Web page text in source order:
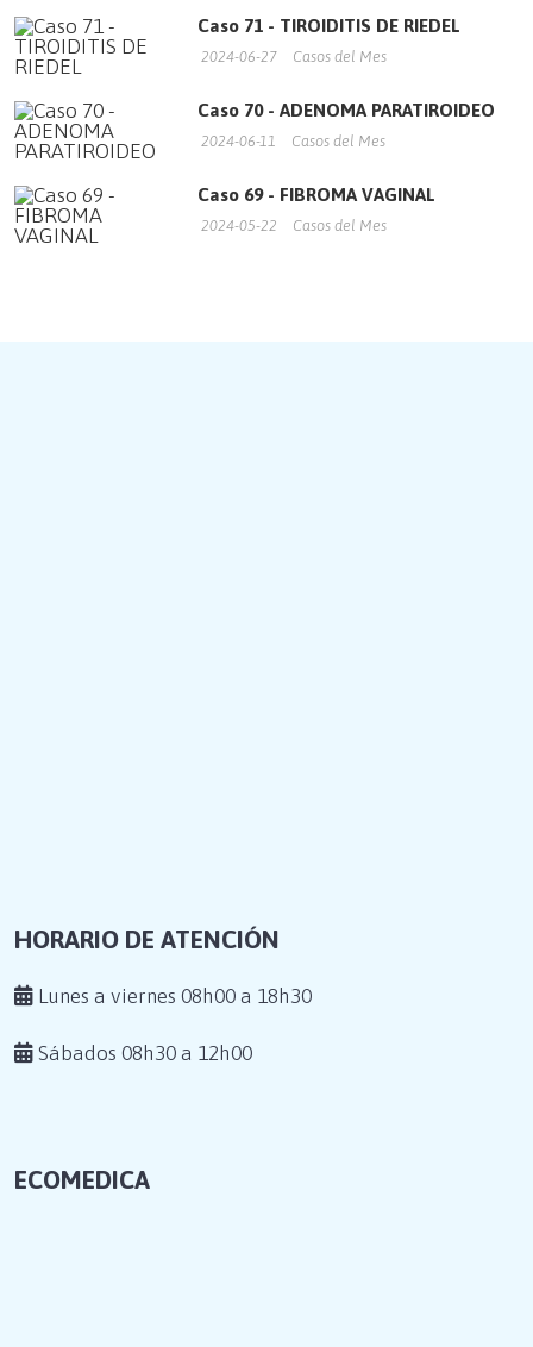
Caso 71 - TIROIDITIS DE RIEDEL
2024-06-27 Casos del Mes
Caso 70 - ADENOMA PARATIROIDEO
2024-06-11 Casos del Mes
Caso 69 - FIBROMA VAGINAL
2024-05-22 Casos del Mes
HORARIO DE ATENCIÓN
Lunes a viernes 08h00 a 18h30
Sábados 08h30 a 12h00
ECOMEDICA